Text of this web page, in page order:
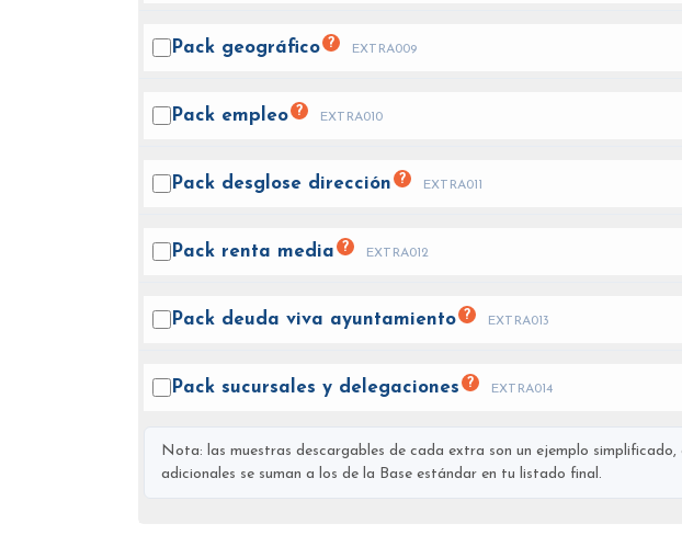
Pack geográfico ? EXTRA009
Pack empleo ? EXTRA010
Pack desglose dirección ? EXTRA011
Pack renta media ? EXTRA012
Pack deuda viva ayuntamiento ? EXTRA013
Pack sucursales y delegaciones ? EXTRA014
Nota: las muestras descargables de cada extra son un ejemplo
adicionales se suman a los de la Base estándar en tu listado final.